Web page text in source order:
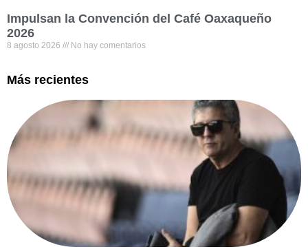
Impulsan la Convención del Café Oaxaqueño
2026
8 agosto 2026 No hay comentarios
Más recientes